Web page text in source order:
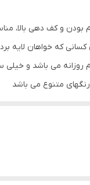
بودن و کف دهی بالا،
که خواهان لایه
روزانه می باشد و
متنوع می باشد